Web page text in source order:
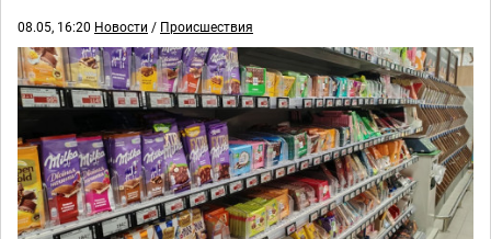
08.05, 16:20 Новости / Происшествия